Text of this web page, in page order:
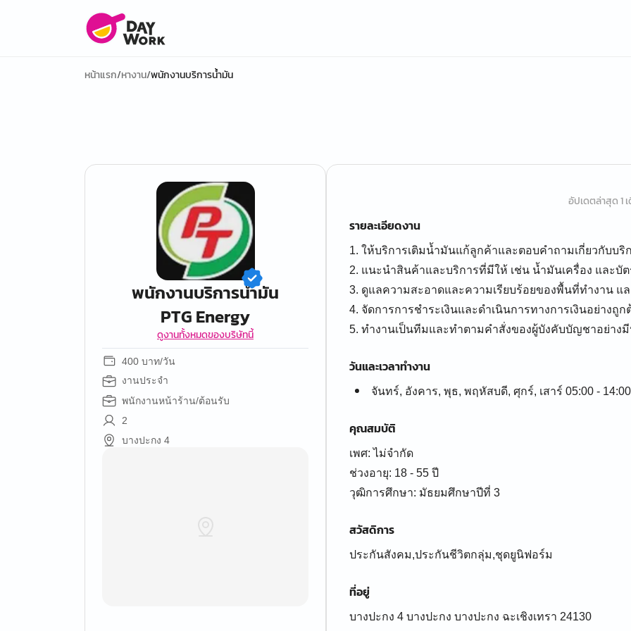
หน้าแรก/หางาน/พนักงานบริการน้ำมัน
พนักงานบริการน้ำมัน
PTG Energy
ดูงานทั้งหมดของบริษัทนี้
400 บาท/วัน
งานประจำ
พนักงานหน้าร้าน/ต้อนรับ
2
บางปะกง 4
อัปเดตล่าสุด 1
รายละเอียดงาน
1. ให้บริการเติมน้ำมันแก้ลูกค้าและตอบคำถามเกี่ยวกับบ
2. แนะนำสินค้าและบริการที่มีให้ เช่น น้ำมันเครื่อง และบั
3. ดูแลความสะอาดและความเรียบร้อยของพื้นที่ทำงาน
4. จัดการการชำระเงินและดำเนินการทางการเงินอย่างถูก
5. ทำงานเป็นทีมและทำตามคำสั่งของผู้บังคับบัญชาอย่าง
วันและเวลาทำงาน
จันทร์, อังคาร, พุธ, พฤหัสบดี, ศุกร์, เสาร์ 05:00 -
คุณสมบัติ
เพศ: ไม่จำกัด
ช่วงอายุ: 18 - 55 ปี
สวัสดิการ
ประกันสังคม,ประกันชีวิตกลุ่ม,ชุดยูนิฟอร์ม
ที่อยู่
บางปะกง 4 บางปะกง บางปะกง ฉะเชิงเทรา 24130